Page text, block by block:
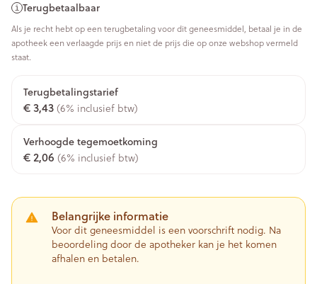
Terugbetaalbaar
Als je recht hebt op een terugbetaling voor dit geneesmiddel, betaal je in de
apotheek een verlaagde prijs en niet de prijs die op onze webshop vermeld
staat.
Terugbetalingstarief
€ 3,43(6% inclusief btw)
Verhoogde tegemoetkoming
€ 2,06 (6% inclusief btw)
Belangrijke informatie
Voor dit geneesmiddel is een voorschrift nodig. Na
beoordeling door de apotheker kan je het komen
afhalen en betalen.